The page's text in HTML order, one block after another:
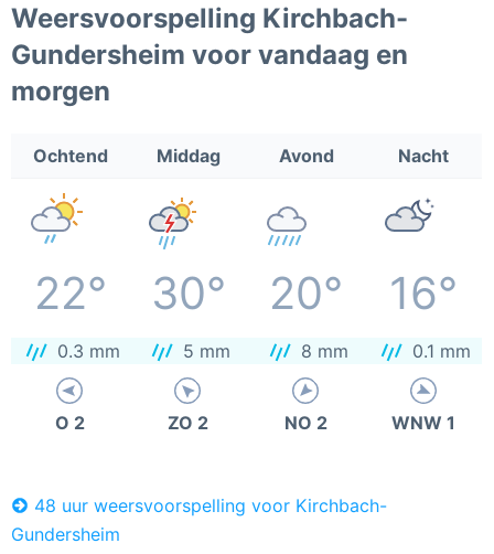
Weersvoorspelling Kirchbach-
Gundersheim voor vandaag en
morgen
Ochtend Middag Avond Nacht
22° 30° 20° 16°
0.3 mm 5 mm 8 mm 0.1 mm
O 2 ZO 2 NO 2 WNW 1
48 uur weersvoorspelling voor Kirchbach-
Gundersheim